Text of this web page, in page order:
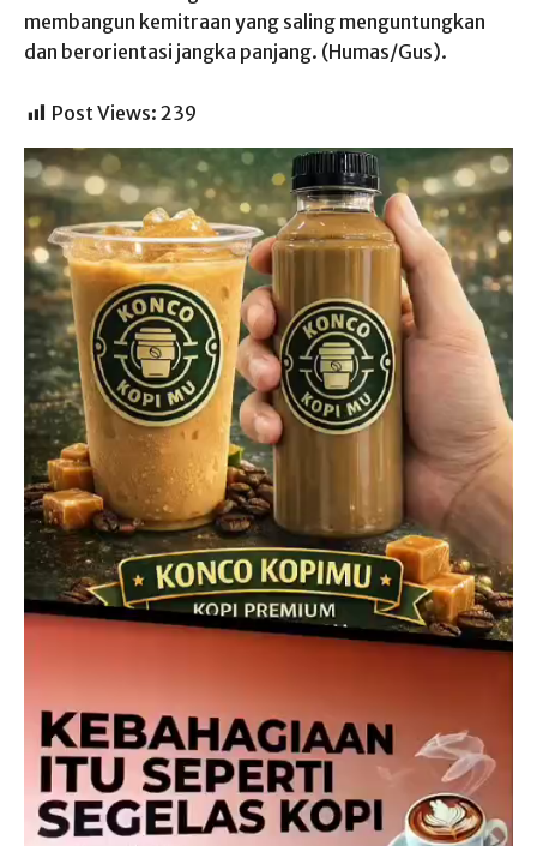
membangun kemitraan yang saling menguntungkan
dan berorientasi jangka panjang. (Humas/Gus).
Post Views: 239